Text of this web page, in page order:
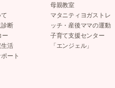
断
ー
活
ート
母親教室
マタニティヨガストレ
ッチ・産後ママの運動
子育て支援センター
「エンジェル」